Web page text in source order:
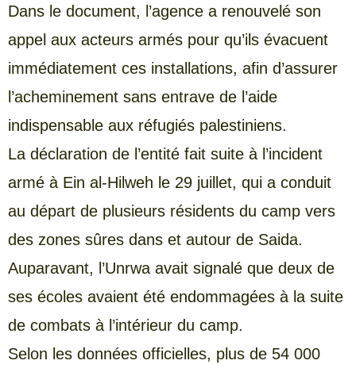
Dans le document, l’agence a renouvelé son
appel aux acteurs armés pour qu’ils évacuent
immédiatement ces installations, afin d’assurer
l’acheminement sans entrave de l’aide
indispensable aux réfugiés palestiniens.
La déclaration de l’entité fait suite à l’incident
armé à Ein al-Hilweh le 29 juillet, qui a conduit
au départ de plusieurs résidents du camp vers
des zones sûres dans et autour de Saida.
Auparavant, l’Unrwa avait signalé que deux de
ses écoles avaient été endommagées à la suite
de combats à l’intérieur du camp.
Selon les données officielles, plus de 54 000